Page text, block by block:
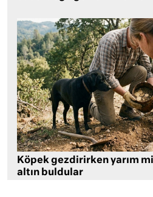
Köpek gezdirirken yarım
altın buldular